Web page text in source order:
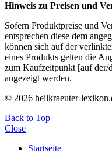
Hinweis zu Preisen und
Sofern Produktpreise und
entsprechen diese dem
können sich auf der
eines Produkts gelten die
zum Kaufzeitpunkt [auf der/
angezeigt werden.
© 2026 heilkraeuter-
Back to Top
Close
Startseite